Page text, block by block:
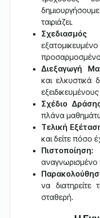
ταιριάζει.
Διεξαγωγή
και ελκυστικά
Σχέδιο
πλάνα
Τελική
και δείτε πόσο
Πιστοποίηση:
αναγνωρισμένο
να
σταθερή.